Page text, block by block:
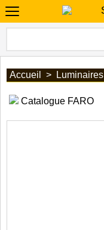
Accueil > Luminaires
Catalogue FARO